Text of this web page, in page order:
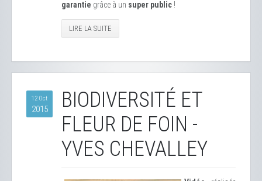
garantie grâce à un super public !
LIRE LA SUITE
12 Oct
2015
BIODIVERSITÉ ET
FLEUR DE FOIN -
YVES CHEVALLEY